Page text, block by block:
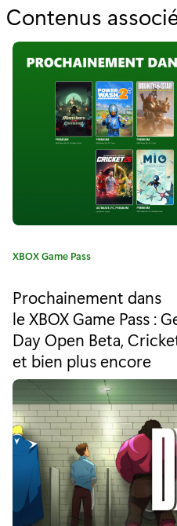
Contenus
C
é
g
o
i
e
:
XBOX Game Pass
Prochainement dans
le XBOX Game Pass :
Day Open Beta,
et bien plus encore